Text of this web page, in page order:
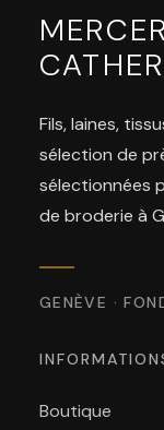
Fils, laines,
sélection de
sélectionnées
de broderie à
GENÈVE ·
Boutique